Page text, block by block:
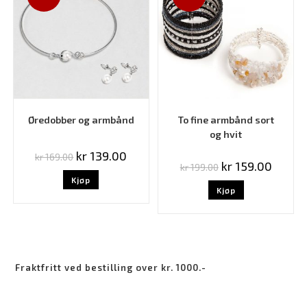
Øredobber og armbånd
kr169.00 kr 139.00
Kjøp
To fine armbånd sort
og hvit
kr199.00 kr159.00
Kjøp
Fraktfritt ved bestilling over kr. 1000.-